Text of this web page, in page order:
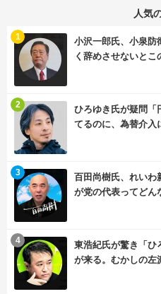
人気
小沢一郎氏、小泉防
く辞めさせないとこ
1
ひろゆき氏が疑問「
てるのに、為替介入
2
百田尚樹氏、れいわ
が党の代表ってどん
3
東浩紀氏が驚き「ひ
が来る。むかしの左
4